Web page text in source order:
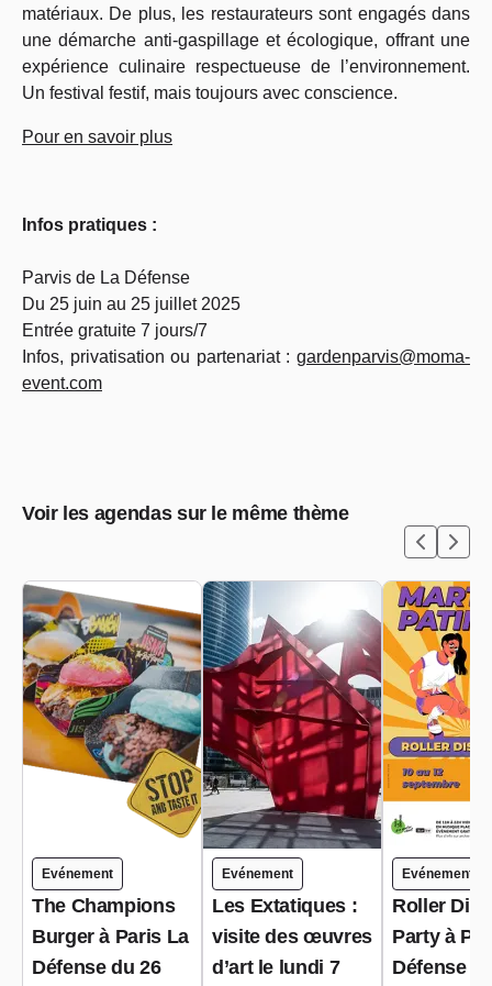
matériaux. De plus, les restaurateurs sont engagés dans
une démarche anti-gaspillage et écologique, offrant une
expérience culinaire respectueuse de l’environnement.
Un festival festif, mais toujours avec conscience.
Pour en savoir plus
Infos pratiques :
Parvis de La Défense
Du 25 juin au 25 juillet 2025
Entrée gratuite 7 jours/7
Infos, privatisation ou partenariat : gardenparvis@moma-
event.com
Voir les agendas sur le même thème
Evénement
The Champions
Burger à Paris La
Défense du 26
Evénement
Les Extatiques :
visite des œuvres
d’art le lundi 7
Evénement
Roller
Party à
Défense